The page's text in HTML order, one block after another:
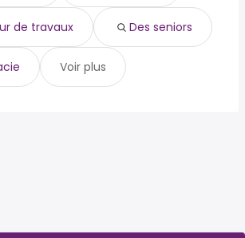
de travaux Des seniors
Voir plus